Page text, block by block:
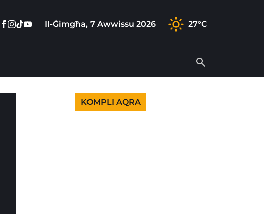
Facebook
Instagram
Tiktok
YoutubeIl-Ġimgħa, 7 Awwissu 2026 27°C
KOMPLI AQRA